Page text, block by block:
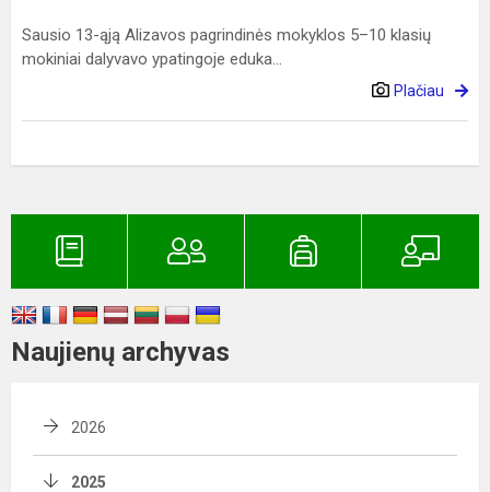
Sausio 13-ąją Alizavos pagrindinės mokyklos 5–10 klasių
mokiniai dalyvavo ypatingoje eduka...
Plačiau
Naujienų archyvas
2026
2025